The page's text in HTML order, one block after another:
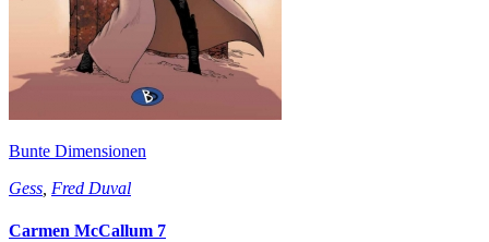
Bunte Dimensionen
Gess Fred Duval
Carmen McCallum 7